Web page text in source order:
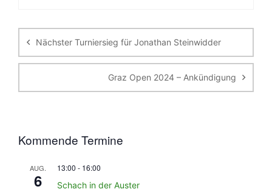
Nächster Turniersieg für Jonathan Steinwidder
Graz Open 2024 – Ankündigung
Kommende Termine
AUG.
6
13:00 - 16:00
Schach in der Auster